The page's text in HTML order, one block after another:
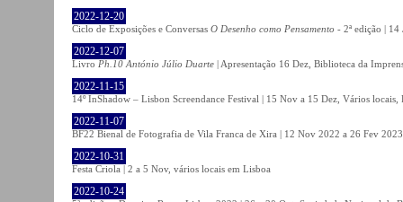
2022-12-20
Ciclo de Exposições e Conversas O Desenho como Pensamento - 2ª edição |
2022-12-07
Livro Ph.10 António Júlio Duarte | Apresentação 16 Dez, Biblioteca da
2022-11-15
14º InShadow – Lisbon Screendance Festival | 15 Nov a 15 Dez, Vários locais,
2022-11-07
BF22 Bienal de Fotografia de Vila Franca de Xira | 12 Nov 2022 a 26 Fev
2022-10-31
Festa Criola | 2 a 5 Nov, vários locais em Lisboa
2022-10-24